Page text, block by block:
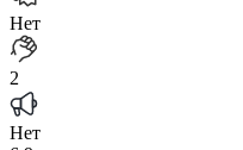
Нет
2
Нет